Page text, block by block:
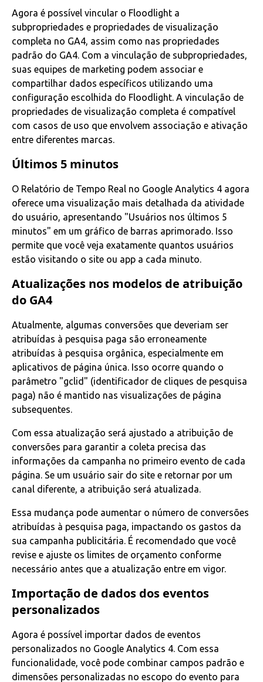
Agora é possível vincular o Floodlight a
subpropriedades e propriedades de visualização
completa no GA4, assim como nas propriedades
padrão do GA4. Com a vinculação de subpropriedades,
suas equipes de marketing podem associar e
compartilhar dados específicos utilizando uma
configuração escolhida do Floodlight. A vinculação de
propriedades de visualização completa é compatível
com casos de uso que envolvem associação e ativação
entre diferentes marcas.
Últimos 5 minutos
O Relatório de Tempo Real no Google Analytics 4 agora
oferece uma visualização mais detalhada da atividade
do usuário, apresentando "Usuários nos últimos 5
minutos" em um gráfico de barras aprimorado. Isso
permite que você veja exatamente quantos usuários
estão visitando o site ou app a cada minuto.
Atualizações nos modelos de atribuição
do GA4
Atualmente, algumas conversões que deveriam ser
atribuídas à pesquisa paga são erroneamente
atribuídas à pesquisa orgânica, especialmente em
aplicativos de página única. Isso ocorre quando o
parâmetro "gclid" (identificador de cliques de pesquisa
paga) não é mantido nas visualizações de página
subsequentes.
Com essa atualização será ajustado a atribuição de
conversões para garantir a coleta precisa das
informações da campanha no primeiro evento de cada
página. Se um usuário sair do site e retornar por um
canal diferente, a atribuição será atualizada.
Essa mudança pode aumentar o número de conversões
atribuídas à pesquisa paga, impactando os gastos da
sua campanha publicitária. É recomendado que você
revise e ajuste os limites de orçamento conforme
necessário antes que a atualização entre em vigor.
Importação de dados dos eventos
personalizados
Agora é possível importar dados de eventos
personalizados no Google Analytics 4. Com essa
funcionalidade, você pode combinar campos padrão e
dimensões personalizadas no escopo do evento para